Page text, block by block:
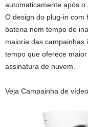
automaticamente após
O design do plug-in com
bateria nem tempo de
maioria das campainhas
tempo que oferece
assinatura de nuvem.
Veja Campainha de